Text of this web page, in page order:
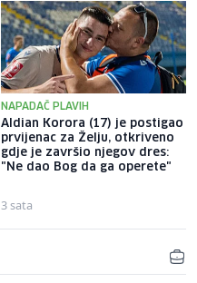
NAPADAČ PLAVIH
Aldian Korora (17) je postigao
prvijenac za Želju, otkriveno
gdje je završio njegov dres:
"Ne dao Bog da ga operete"
3 sata